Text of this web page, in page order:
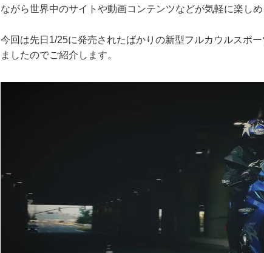
ながら世界中のサイトや動画コンテンツなどが気軽に楽しめ
今回は先日1/25に発売されたばかりの新型フルカウルスポ
ましたのでご紹介します。